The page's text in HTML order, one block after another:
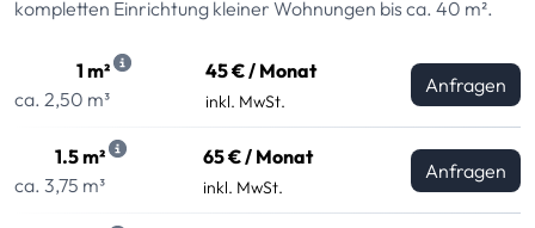
kompletten Einrichtung kleiner Wohnungen bis ca. 40 m².
1 m²
ca. 2,50 m³
45 € / Monat
inkl. MwSt.
Anfragen
1.5 m²
ca. 3,75 m³
65 € / Monat
inkl. MwSt.
Anfragen